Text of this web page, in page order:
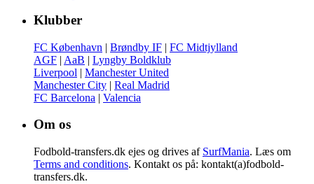
Klubber
FC København | Brøndby IF | FC Midtjylland
AGF | AaB | Lyngby Boldklub
Liverpool | Manchester United
Manchester City | Real Madrid
FC Barcelona | Valencia
Om os
Fodbold-transfers.dk ejes og drives af SurfMania. Læs om
Terms and conditions. Kontakt os på: kontakt(a)fodbold-
transfers.dk.